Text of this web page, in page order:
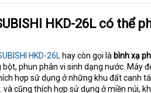
HKD-26L có thể
HKD-26L hay còn gọi là bình xạ
phun phân vi sinh dạng nước. Máy
hợp sử dụng ở những khu đất canh
và cũng thích hợp sử dụng ở miền núi,